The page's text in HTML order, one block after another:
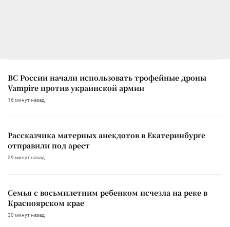
ВС России начали использовать трофейные дроны
Vampire против украинской армии
16 минут назад
Рассказчика матерных анекдотов в Екатеринбурге
отправили под арест
29 минут назад
Семья с восьмилетним ребенком исчезла на реке в
Красноярском крае
30 минут назад